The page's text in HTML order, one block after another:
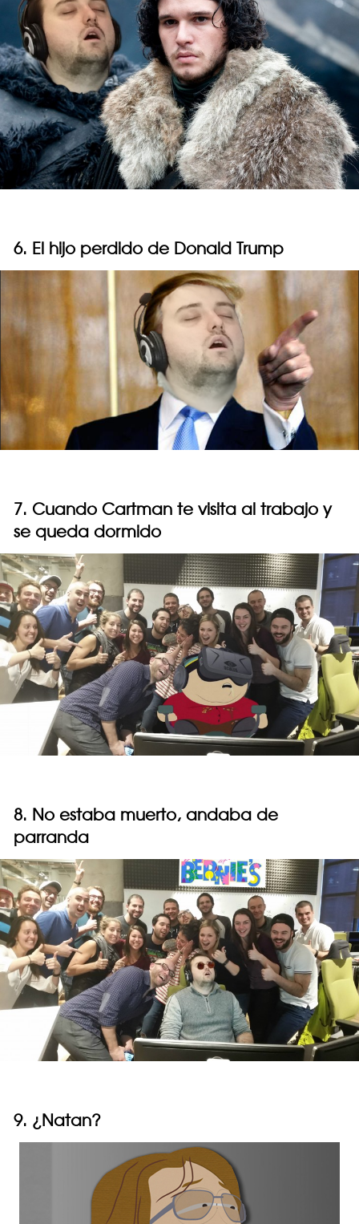
6. El hijo perdido de Donald Trump
7. Cuando Cartman te visita al trabajo y
se queda dormido
8. No estaba muerto, andaba de
parranda
9. ¿Natan?